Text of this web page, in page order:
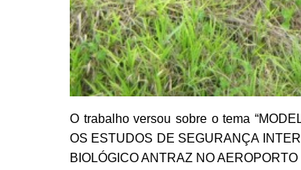
O trabalho versou sobre o tema
OS ESTUDOS DE SEGURANÇA
BIOLÓGICO ANTRAZ NO